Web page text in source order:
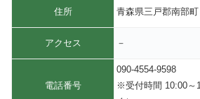
住所 青森県三戸郡南部町
アクセス －
電話番号
090-4554-9598
※受付時間 10:00～